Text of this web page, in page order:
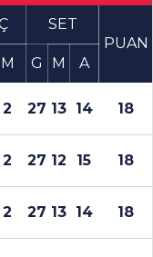
SET
PUAN
M G M A
2 27 13 14 18
2 27 12 15 18
2 27 13 14 18